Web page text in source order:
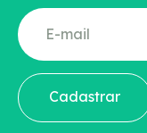
Cadastrar